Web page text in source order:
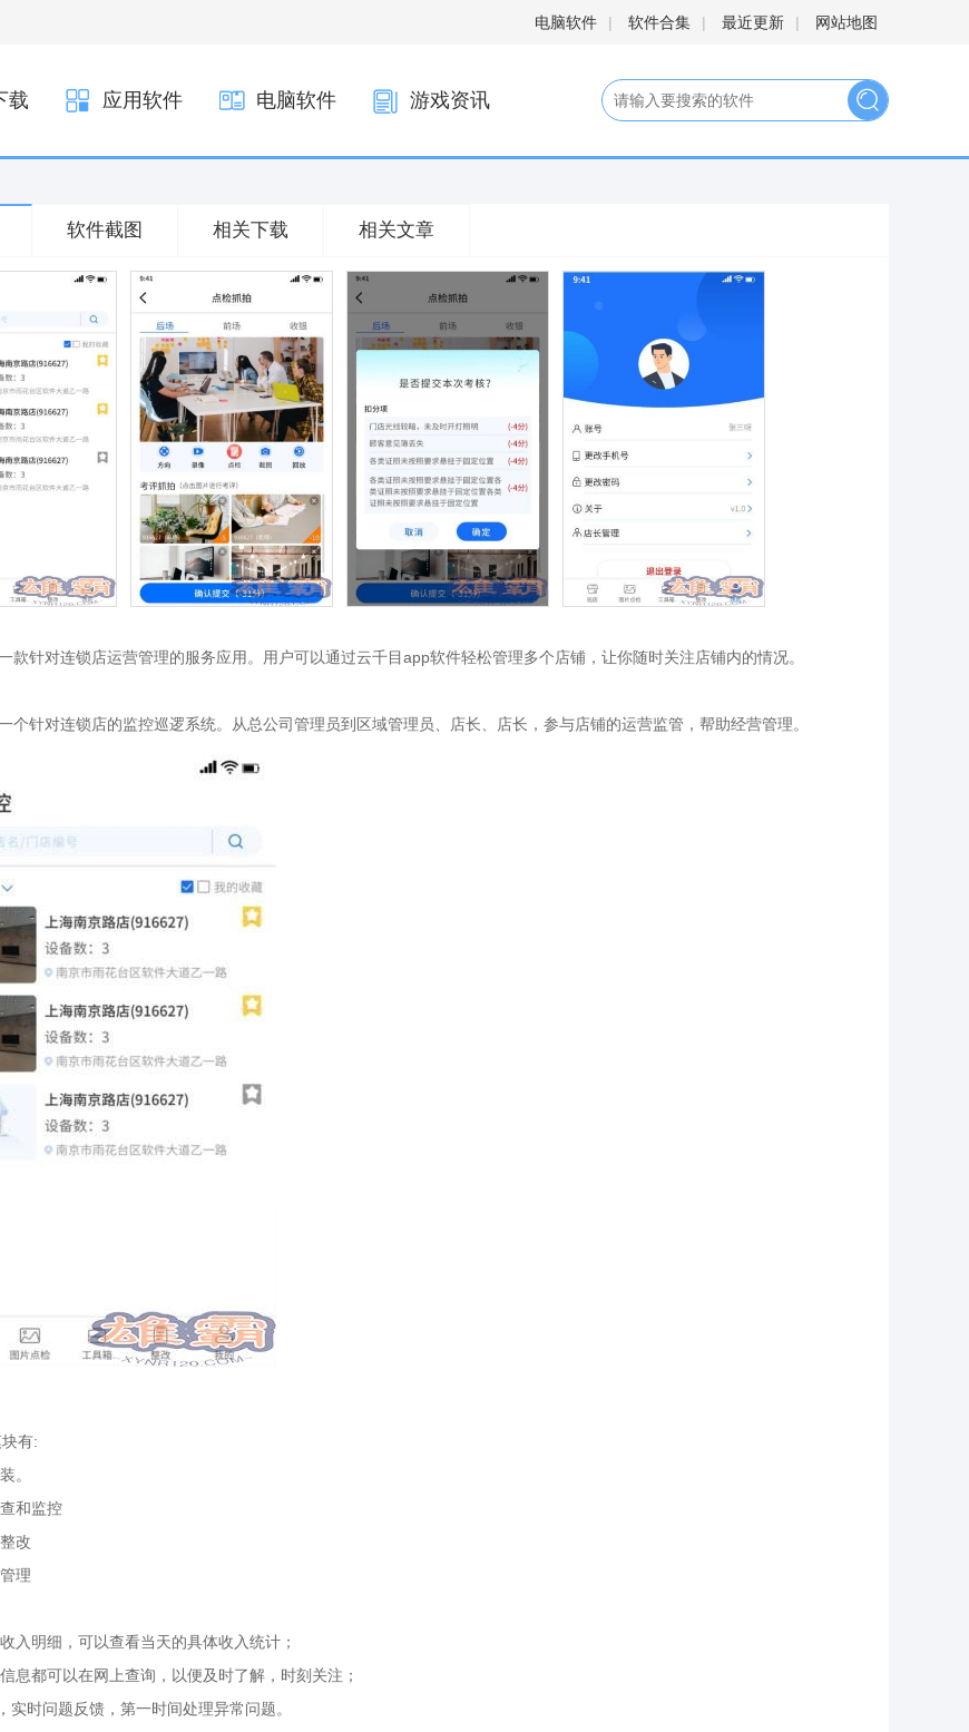
电脑软件 | 软件合集 | 最近更新 | 网站地图
载 应用软件 电脑软件 游戏资讯
软件截图 相关下载 相关文章
款针对连锁店运营管理的服务应用。用户可以通过云千目app软件轻松管理多个店铺，让你随时关注店铺内的情况。
个针对连锁店的监控巡逻系统。从总公司管理员到区域管理员、店长、店长，参与店铺的运营监管，帮助经营管理。
有:
。
和监控
改
理
入明细，可以查看当天的具体收入统计；
息都可以在网上查询，以便及时了解，时刻关注；
实时问题反馈，第一时间处理异常问题。